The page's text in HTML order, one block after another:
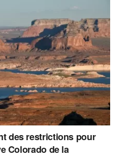
des restrictions pour
Colorado de la